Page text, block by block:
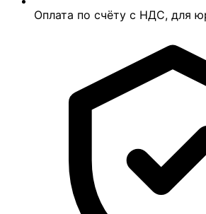
Оплата по счёту с НДС, для